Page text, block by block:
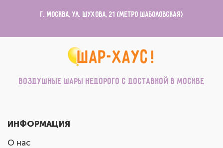
г. Москва, ул. Шухова, 21 (метро Шаболовская)
Воздушные шары недорого с доставкой в Москве
ИНФОРМАЦИЯ
О нас